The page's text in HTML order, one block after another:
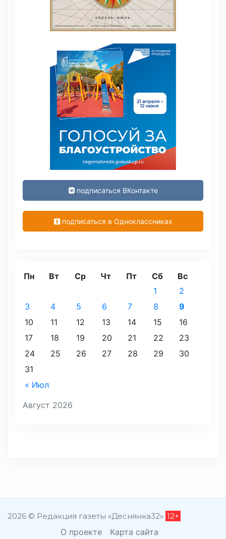
подписаться ВКонтакте
подписаться в Одноклассниках
Август 2026
Пн Вт Ср Чт Пт Сб Вс
« Июл
1
2
3
4 5 6 7 8
9
10
11 12 13 14 15
16
17
18 19 20 21 22
23
24
25 26 27 28 29
30
31
2026 © Редакция газеты «Деснянка32» 12+
О проекте Карта сайта